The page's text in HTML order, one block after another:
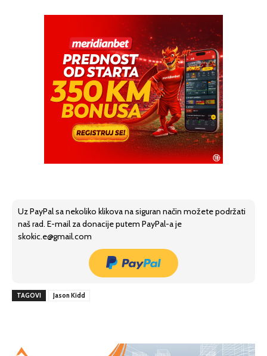
Uz PayPal sa nekoliko klikova na siguran način možete podržati
naš rad. E-mail za donacije putem PayPal-a je
skokic.e@gmail.com
TAGOVI Jason Kidd